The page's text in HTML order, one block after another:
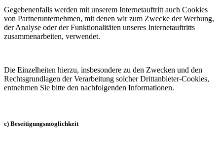
Gegebenenfalls werden mit unserem Internetauftritt auch Cookies
von Partnerunternehmen, mit denen wir zum Zwecke der Werbung,
der Analyse oder der Funktionalitäten unseres Internetauftritts
zusammenarbeiten, verwendet.
Die Einzelheiten hierzu, insbesondere zu den Zwecken und den
Rechtsgrundlagen der Verarbeitung solcher Drittanbieter-Cookies,
entnehmen Sie bitte den nachfolgenden Informationen.
c) Beseitigungsmöglichkeit